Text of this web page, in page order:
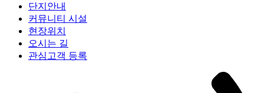
단지안내
커뮤니티 시설
현장위치
오시는 길
관심고객 등록